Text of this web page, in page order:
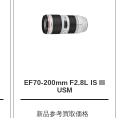
EF70-200mm F2.8L IS III
USM
新品参考買取価格